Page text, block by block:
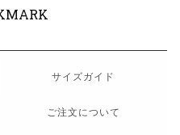
サイズガイド
ご注文について